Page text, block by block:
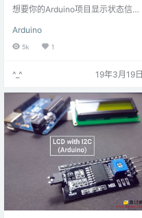
与Arduino
想要你的Arduino项目显示状态信
建自己的无尽赛跑游戏？这些LCD
显示器可能是最佳选择。它们非常
字符LCD所需了解的所有内容。不
立的并行接口LCD控制器芯片的任
何字符LCD（例如，16×4,16×1,20
×4等）都 称为HD44780。因为，A
rduino社区…
Arduino
5k 1
^_^ 19年3月19日